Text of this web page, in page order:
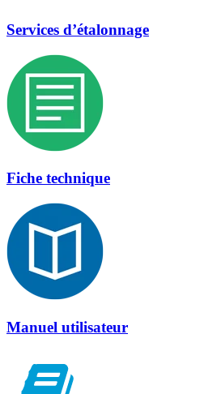
Services d’étalonnage
Fiche technique
Manuel utilisateur